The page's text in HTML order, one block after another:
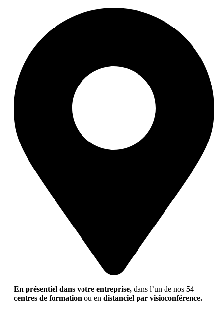
En présentiel dans votre entreprise, dans l’un de nos 54
centres de formation ou en distanciel par visioconférence.